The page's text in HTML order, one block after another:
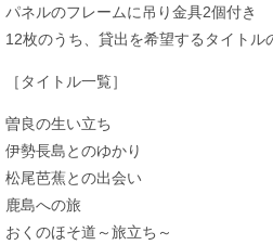
パネルのフレームに吊り金具2個付き
12枚のうち、貸出を希望するタイトル
［タイトル一覧］
曽良の生い立ち
伊勢長島とのゆかり
松尾芭蕉との出会い
鹿島への旅
おくのほそ道～旅立ち～